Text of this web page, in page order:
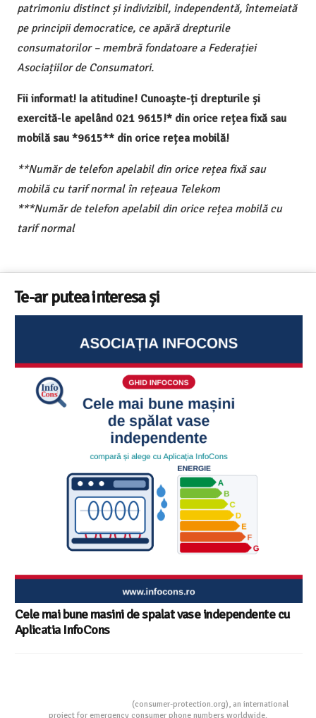
patrimoniu distinct și indivizibil, independentă, întemeiată
pe principii democratice, ce apără drepturile
consumatorilor – membră fondatoare a Federației
Asociațiilor de Consumatori.
Fii informat! Ia atitudine! Cunoaște-ți drepturile și
exercită-le apelând 021 9615!* din orice rețea fixă sau
mobilă sau *9615** din orice rețea mobilă!
**Număr de telefon apelabil din orice rețea fixă sau
mobilă cu tarif normal în rețeaua Telekom
***Număr de telefon apelabil din orice rețea mobilă cu
tarif normal
Te-ar putea interesa și
Cele mai bune masini de spalat vase independente cu
Aplicatia InfoCons
(consumer-protection.org), an international
project for emergency consumer phone numbers worldwide.